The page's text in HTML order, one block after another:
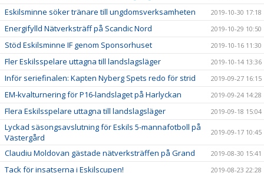
Eskilsminne söker tränare till ungdomsverksamheten 2019-10-30 17:18
Energifylld Nätverksträff på Scandic Nord 2019-10-29 10:50
Stöd Eskilsminne IF genom Sponsorhuset 2019-10-16 11:30
Fler Eskilsspelare uttagna till landslagsläger 2019-10-14 13:36
Inför seriefinalen: Kapten Nyberg Spets redo för strid 2019-09-27 16:15
EM-kvalturnering för P16-landslaget på Harlyckan 2019-09-24 14:28
Flera Eskilsspelare uttagna till landslagsläger 2019-09-18 15:04
Lyckad säsongsavslutning för Eskils 5-mannafotboll på
Västergård
2019-09-17 10:45
Claudiu Moldovan gästade nätverksträffen på Grand 2019-08-30 15:41
Tack för insatserna i Eskilscupen! 2019-08-23 22:28